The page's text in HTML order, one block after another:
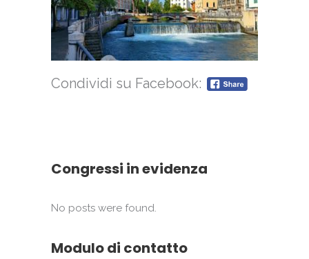
Condividi su Facebook:
Congressi in evidenza
No posts were found.
Modulo di contatto